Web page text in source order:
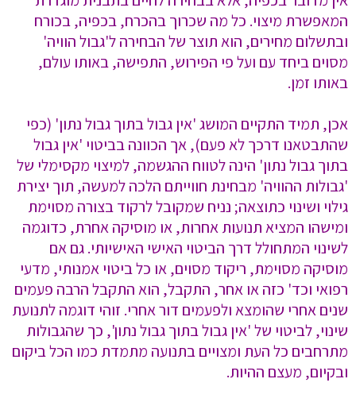
המאפשרת מיצוי. כל מה שכרוך בהכרח, בכפיה, בכורח
ובתשלום מחירים, הוא תוצר של הבחירה ל'גבול הוויה'
מסוים ביחד עם ועל פי הפירוש, התפישה, באותו עולם,
באותו זמן.
אכן, תמיד התקיים המושג 'אין גבול בתוך גבול נתון' (כפי
שהתבטאנו דרכך לא פעם), אך הכוונה בביטוי 'אין גבול
בתוך גבול נתון' הינה לטווח ההגשמה, למיצוי מקסימלי של
'גבולות ההוויה' מבחינת חווייתם הלכה למעשה, תוך יצירת
גילוי ושינוי כתוצאה; נניח שמקובל לרקוד בצורה מסוימת
ומישהו המציא תנועות אחרות, או מוסיקה אחרת, כדוגמה
לשינוי המתחולל דרך הביטוי האישי האישיותי. גם אם
מוסיקה מסוימת, ריקוד מסוים, או כל ביטוי אמנותי, מדעי
רפואי וכד' כזה או אחר, התקבל, הוא התקבל הרבה פעמים
שנים אחרי שהומצא ולפעמים דור אחרי. זוהי דוגמה לתנועת
שינוי, לביטוי של 'אין גבול בתוך גבול נתון', כך שהגבולות
מתרחבים כל העת ומצויים בתנועה מתמדת כמו הכל ביקום
ובקיום, מעצם ההיות.